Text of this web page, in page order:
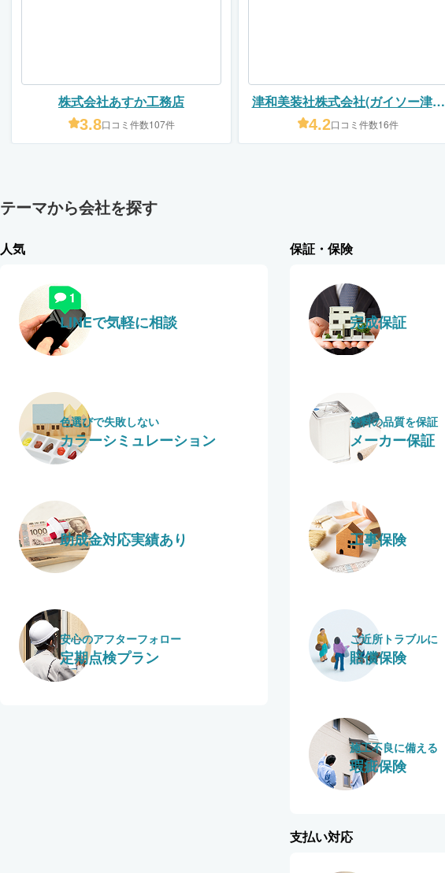
株式会社あすか工務店
3.8口コミ件数107件
津和美装社株式会社(ガイソー津・
鈴鹿・四日市店)
4.2口コミ件数16件
テーマから会社を探す
人気
LINEで気軽に相談
色選びで失敗しない
カラーシミュレーション
助成金対応実績あり
安心のアフターフォロー
定期点検プラン
保証・保険
完成保証
塗料の​品質を​保証
メーカー保証
工事保険
ご近所トラブルに
賠償保険
施工不良に​備える
瑕疵保険
支払い対応